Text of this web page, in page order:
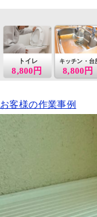
8,800円
トイレ
8,800円
キッチン・台
お客様の作業事例